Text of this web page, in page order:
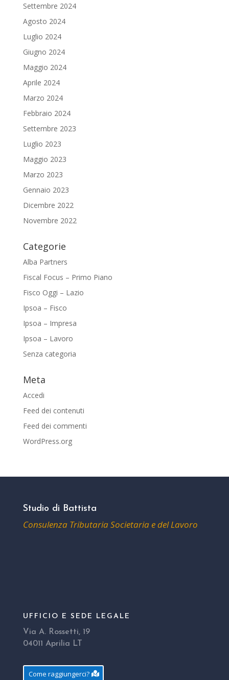
Settembre 2024
Agosto 2024
Luglio 2024
Giugno 2024
Maggio 2024
Aprile 2024
Marzo 2024
Febbraio 2024
Settembre 2023
Luglio 2023
Maggio 2023
Marzo 2023
Gennaio 2023
Dicembre 2022
Novembre 2022
Categorie
Alba Partners
Fiscal Focus – Primo Piano
Fisco Oggi – Lazio
Ipsoa – Fisco
Ipsoa – Impresa
Ipsoa – Lavoro
Senza categoria
Meta
Accedi
Feed dei contenuti
Feed dei commenti
WordPress.org
Studio di Battista
Consulenza Tributaria Societaria e del Lavoro
UFFICIO E SEDE LEGALE
Via A. Rossetti, 19
04011 Aprilia LT
Come raggiungerci?